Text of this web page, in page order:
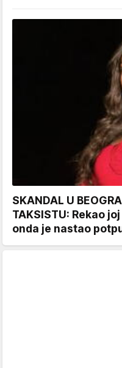
SKANDAL U
TAKSISTU: Rekao
onda je nastao